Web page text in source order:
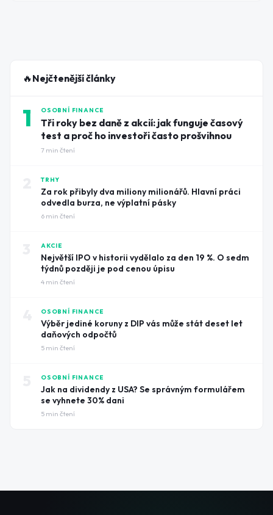
🔥 Nejčtenější články
1 OSOBNÍ FINANCE
Tři roky bez daně z akcií: jak funguje časový
test a proč ho investoři často prošvihnou
7 min čtení
TRHY
Za rok přibyly dva miliony milionářů. Hlavní práci
odvedla burza, ne výplatní pásky
6 min čtení
AKCIE
Největší IPO v historii vydělalo za den 19 %. O sedm
týdnů později je pod cenou úpisu
4 min čtení
OSOBNÍ FINANCE
Výběr jediné koruny z DIP vás může stát deset let
daňových odpočtů
5 min čtení
OSOBNÍ FINANCE
Jak na dividendy z USA? Se správným formulářem
se vyhnete 30% dani
5 min čtení